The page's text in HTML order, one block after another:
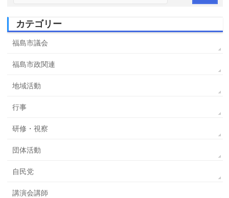
カテゴリー
福島市議会
福島市政関連
地域活動
行事
研修・視察
団体活動
自民党
講演会講師